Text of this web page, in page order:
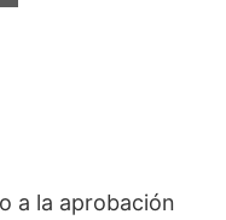
a la aprobación